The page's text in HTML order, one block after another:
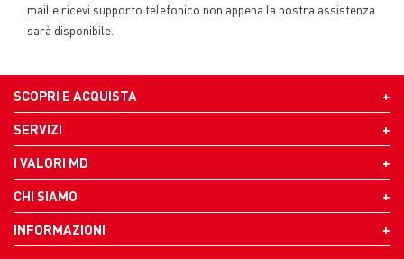
mail e ricevi supporto telefonico non appena la nostra assistenza
sarà disponibile.
SCOPRI E ACQUISTA
SERVIZI
I VALORI MD
CHI SIAMO
INFORMAZIONI